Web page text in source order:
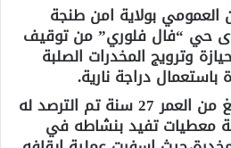
العمومي بولاية امن طنجة
حي “فال فلوري” من توقيف
وترويج المخدرات الصلبة
باستعمال دراجة نارية.
المعني بالامر (ح.ك) البالغ من العمر 27 سنة تم الترصد له
معطيات تفيد بنشاطه في